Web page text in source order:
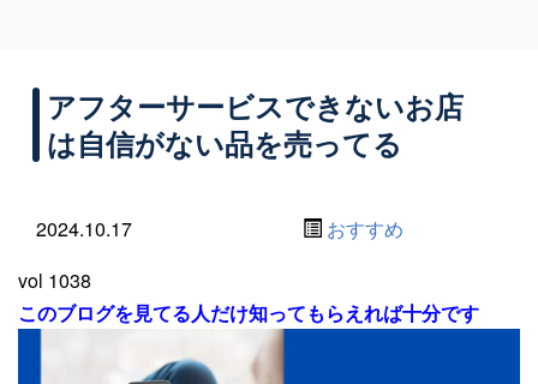
アフターサービスできないお店
は自信がない品を売ってる
2024.10.17
おすすめ
vol 1038
このブログを見てる人だけ知ってもらえれば十分です